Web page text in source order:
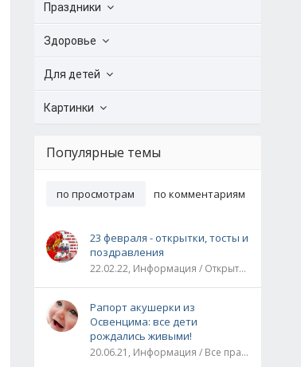
Праздники
Здоровье
Для детей
Картинки
Популярные темы
по просмотрам по комментариям
23 февраля - открытки, тосты и
поздравления
22.02.22, Информация / Открытки / Все праздники
Рапорт акушерки из
Освенцима: все дети
рождались живыми!
20.06.21, Информация / Все праздники / Рассказы и истории